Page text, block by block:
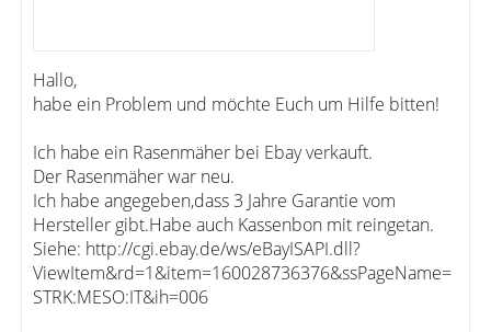
Hallo,
habe ein Problem und möchte Euch um Hilfe bitten!
Ich habe ein Rasenmäher bei Ebay verkauft.
Der Rasenmäher war neu.
Ich habe angegeben,dass 3 Jahre Garantie vom
Hersteller gibt.Habe auch Kassenbon mit reingetan.
Siehe: http://cgi.ebay.de/ws/eBayISAPI.dll?
ViewItem&rd=1&item=160028736376&ssPageName=
STRK:MESO:IT&ih=006